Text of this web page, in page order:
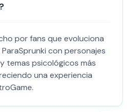
por fans que evoluciona
con personajes
temas psicológicos más
una experiencia